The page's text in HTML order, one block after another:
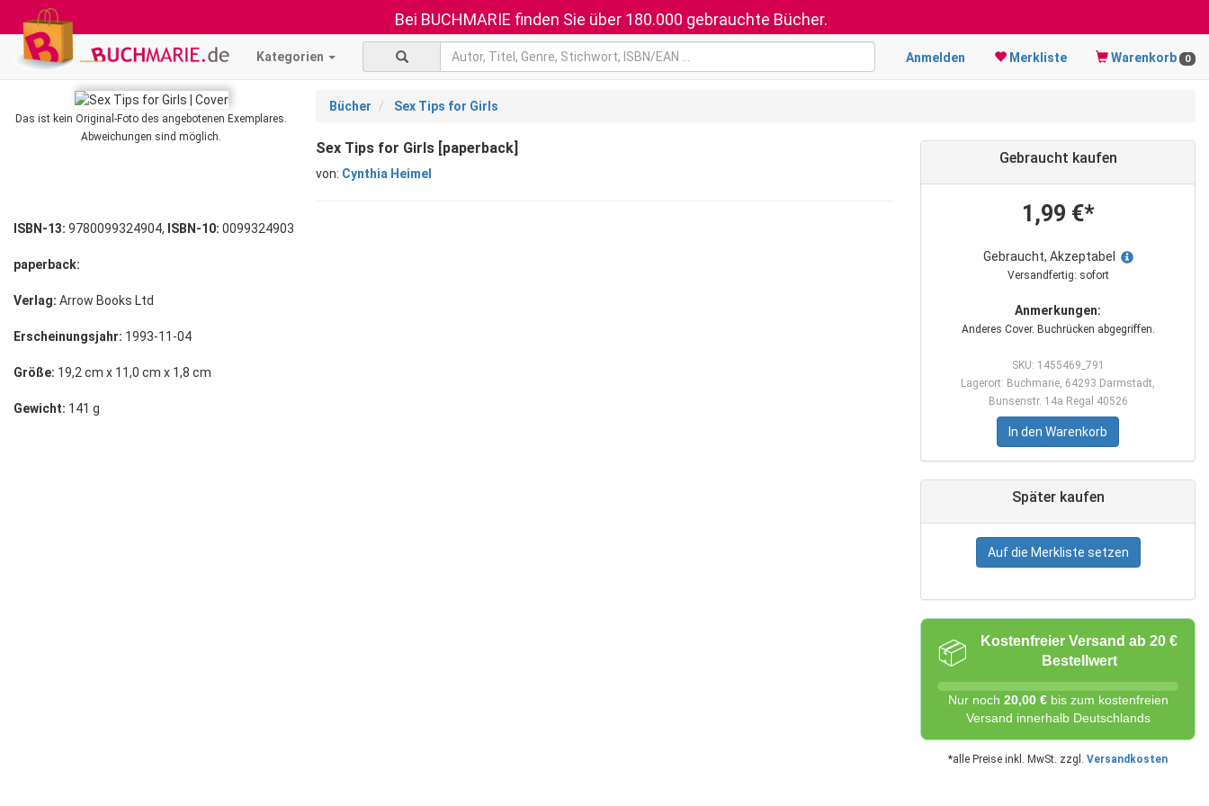
Bei BUCHMARIE finden Sie über 180.000 gebrauchte Bücher.
Kategorien Anmelden Merkliste Warenkorb 0
Das ist kein Original-Foto des angebotenen Exemplares.
Abweichungen sind möglich.
Bücher Sex Tips for Girls
Sex Tips for Girls [paperback]
von: Cynthia Heimel
Gebraucht kaufen
1,99 €*
Gebraucht, Akzeptabel
Versandfertig: sofort
Anmerkungen:
Anderes Cover. Buchrücken abgegriffen.
SKU: 1455469_791
Lagerort: Buchmarie, 64293 Darmstadt,
Bunsenstr. 14a Regal 40526
In den Warenkorb
Später kaufen
Auf die Merkliste setzen
📦
Kostenfreier Versand ab 20 €
Bestellwert
Nur noch 20,00 €bis zum kostenfreien
Versand innerhalb Deutschlands
*alle Preise inkl. MwSt. zzgl. Versandkosten
ISBN-13: 9780099324904, ISBN-10: 0099324903
paperback:
Verlag: Arrow Books Ltd
Erscheinungsjahr: 1993-11-04
Größe: 19,2 cm x 11,0 cm x 1,8 cm
Gewicht: 141 g